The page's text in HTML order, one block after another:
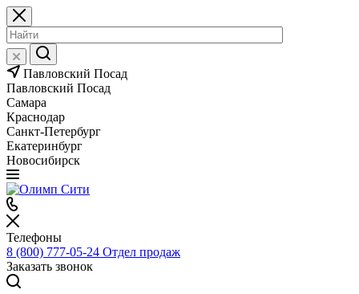
Павловский Посад
Павловский Посад
Самара
Краснодар
Санкт-Петербург
Екатеринбург
Новосибирск
Телефоны
8 (800) 777-05-24 Отдел продаж
Заказать звонок